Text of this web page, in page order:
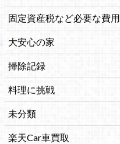
固定資産税など必要な費用
大安心の家
掃除記録
料理に挑戦
未分類
楽天Car車買取